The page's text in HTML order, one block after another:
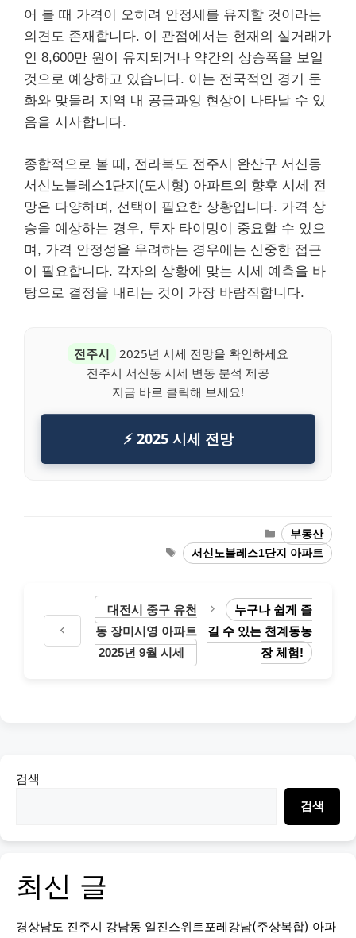
어 볼 때 가격이 오히려 안정세를 유지할 것이라는
의견도 존재합니다. 이 관점에서는 현재의 실거래가
인 8,600만 원이 유지되거나 약간의 상승폭을 보일
것으로 예상하고 있습니다. 이는 전국적인 경기 둔
화와 맞물려 지역 내 공급과잉 현상이 나타날 수 있
음을 시사합니다.
종합적으로 볼 때, 전라북도 전주시 완산구 서신동
서신노블레스1단지(도시형) 아파트의 향후 시세 전
망은 다양하며, 선택이 필요한 상황입니다. 가격 상
승을 예상하는 경우, 투자 타이밍이 중요할 수 있으
며, 가격 안정성을 우려하는 경우에는 신중한 접근
이 필요합니다. 각자의 상황에 맞는 시세 예측을 바
탕으로 결정을 내리는 것이 가장 바람직합니다.
전주시
2025년 시세 전망을 확인하세요
전주시 서신동 시세 변동 분석 제공
지금 바로 클릭해 보세요!
⚡ 2025 시세 전망
Categories
부동산
Tags
서신노블레스1단지 아파트
대전시 중구 유천
동 장미시영 아파트
2025년 9월 시세
누구나 쉽게 즐
길 수 있는 천계동농
장 체험!
검색
검색
최신 글
경상남도 진주시 강남동 일진스위트포레강남(주상복합) 아파